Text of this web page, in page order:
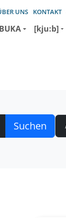
UNS KONTAKT
[kju:b]